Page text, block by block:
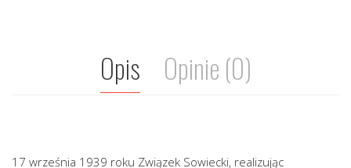
Opis Opinie (0)
17 września 1939 roku Związek Sowiecki, realizując